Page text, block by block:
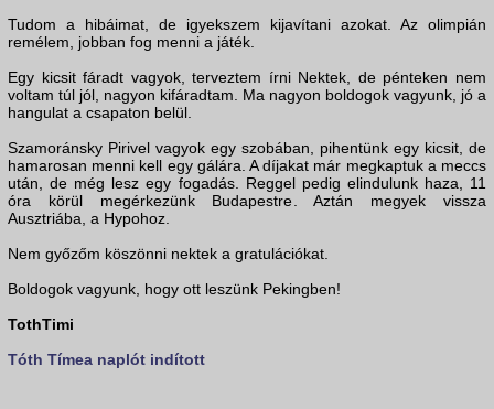
Tudom a hibáimat, de igyekszem kijavítani azokat. Az olimpián
remélem, jobban fog menni a játék.
Egy kicsit fáradt vagyok, terveztem írni Nektek, de pénteken nem
voltam túl jól, nagyon kifáradtam. Ma nagyon boldogok vagyunk, jó a
hangulat a csapaton belül.
Szamoránsky Pirivel vagyok egy szobában, pihentünk egy kicsit, de
hamarosan menni kell egy gálára. A díjakat már megkaptuk a meccs
után, de még lesz egy fogadás. Reggel pedig elindulunk haza, 11
óra körül megérkezünk Budapestre. Aztán megyek vissza
Ausztriába, a Hypohoz.
Nem győzőm köszönni nektek a gratulációkat.
Boldogok vagyunk, hogy ott leszünk Pekingben!
TothTimi
Tóth Tímea naplót indított